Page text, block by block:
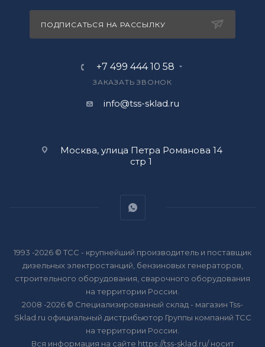
ПОДПИСАТЬСЯ НА РАССЫЛКУ
+7 499 444 10 58
ЗАКАЗАТЬ ЗВОНОК
info@tss-sklad.ru
Москва, улица Петра Романова 14
стр 1
1993 -2026 © ТСС - крупнейший производитель и поставщик
дизельных электростанций, бензиновых генераторов,
строительного оборудования, сварочного оборудования
на территории России.
2008 -2026 © Специализированный склад - магазин Tss-
Sklad.ru официальный дистрибьютор Группы компаний ТСС
на территории России.
Вся информация на сайте https://tss-sklad.ru/ носит